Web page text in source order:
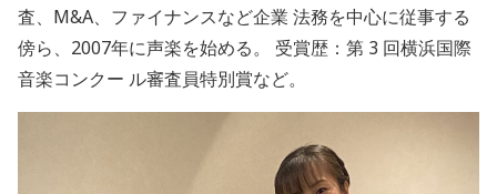
査、M&A、ファイナンスなど企業 法務を中心に従事する
傍ら、2007年に声楽を始める。 受賞歴：第 3 回横浜国際
音楽コンクー ル審査員特別賞など。